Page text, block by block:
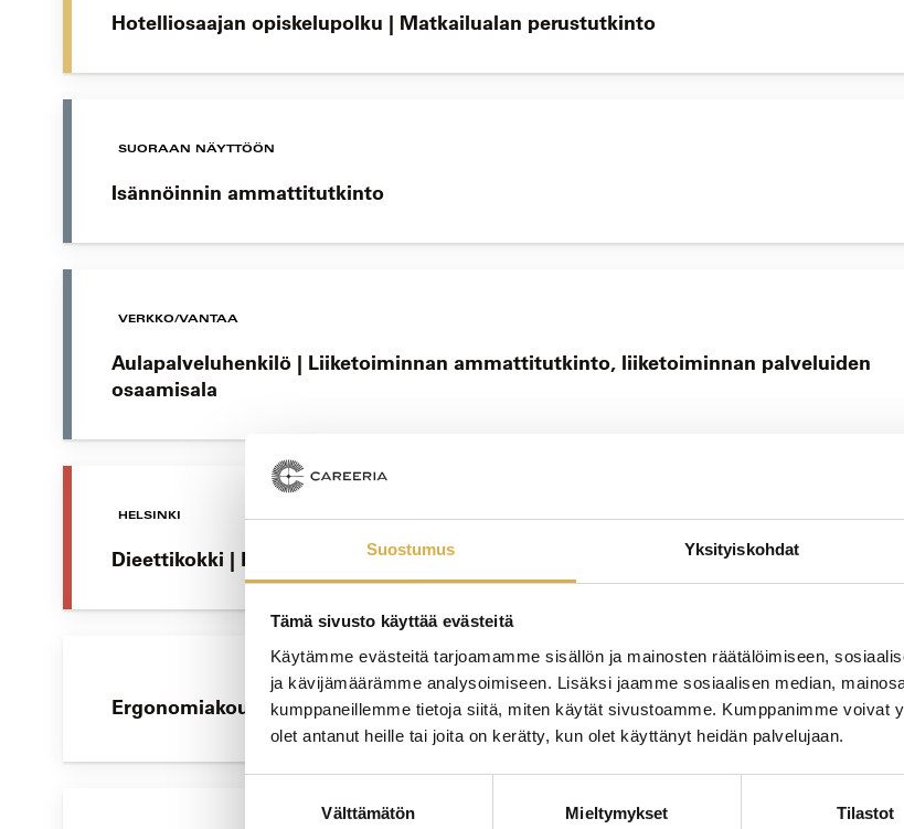
Suostumus Yksityiskohdat
Tämä sivusto käyttää evästeitä
Käytämme evästeitä tarjoamamme sisällön ja mainosten räätälöimiseen,
ja kävijämäärämme analysoimiseen. Lisäksi jaamme sosiaalisen median,
kumppaneillemme tietoja siitä, miten käytät sivustoamme. Kumppanimme voivat
olet antanut heille tai joita on kerätty, kun olet käyttänyt heidän palvelujaan.
Välttämätön Mieltymykset Tilastot
Hotelliosaajan opiskelupolku | Matkailualan perustutkinto
SUORAAN NÄYTTÖÖN
Isännöinnin ammattitutkinto
VERKKO/VANTAA
Aulapalveluhenkilö | Liiketoiminnan ammattitutkinto, liiketoiminnan palveluiden
osaamisala
HELSINKI
Dieettikokki | Erityisruokavaliopalvelujen erikoisammattitutkinto
Ergonomiakoulutusta työyhteisöille